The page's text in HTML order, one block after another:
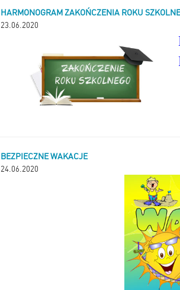
HARMONOGRAM ZAKOŃCZENIA ROKU
23.06.2020
BEZPIECZNE WAKACJE
24.06.2020